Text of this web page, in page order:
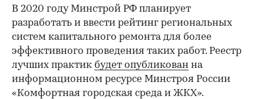
В 2020 году Минстрой РФ планирует
разработать и ввести рейтинг региональных
систем капитального ремонта для более
эффективного проведения таких работ. Реестр
лучших практик будет опубликован на
информационном ресурсе Минстроя России
«Комфортная городская среда и ЖКХ».